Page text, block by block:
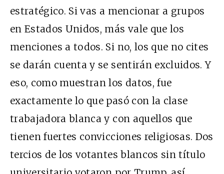
estratégico. Si vas a mencionar a grupos
en Estados Unidos, más vale que los
menciones a todos. Si no, los que no cites
se darán cuenta y se sentirán excluidos. Y
eso, como muestran los datos, fue
exactamente lo que pasó con la clase
trabajadora blanca y con aquellos que
tienen fuertes convicciones religiosas. Dos
tercios de los votantes blancos sin título